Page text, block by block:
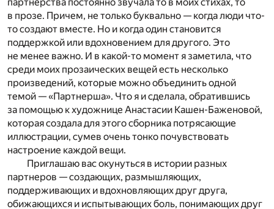
в прозе. Причем, не только буквально — когда люди что-
то создают вместе. Но и когда один становится
поддержкой или вдохновением для другого. Это
не менее важно. И в какой-то момент я заметила, что
среди моих прозаических вещей есть несколько
произведений, которые можно объединить одной
темой — «Партнерша». Что я и сделала, обратившись
за помощью к художнице Анастасии Кашен-Баженовой,
которая создала для этого сборника потрясающие
иллюстрации, сумев очень тонко почувствовать
настроение каждой вещи.
Приглашаю вас окунуться в истории разных
партнеров — создающих, размышляющих,
поддерживающих и вдохновляющих друг друга,
обижающихся и испытывающих боль, понимающих друг